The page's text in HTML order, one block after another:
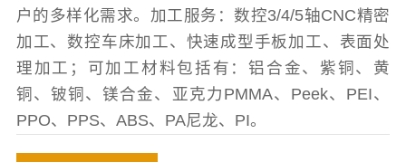
户的多样化需求。加工服务：数控3/4/5轴CNC精密
加工、数控车床加工、快速成型手板加工、表面处
理加工；可加工材料包括有：铝合金、紫铜、黄
铜、铍铜、镁合金、亚克力PMMA、Peek、PEI、
PPO、PPS、ABS、PA尼龙、PI。